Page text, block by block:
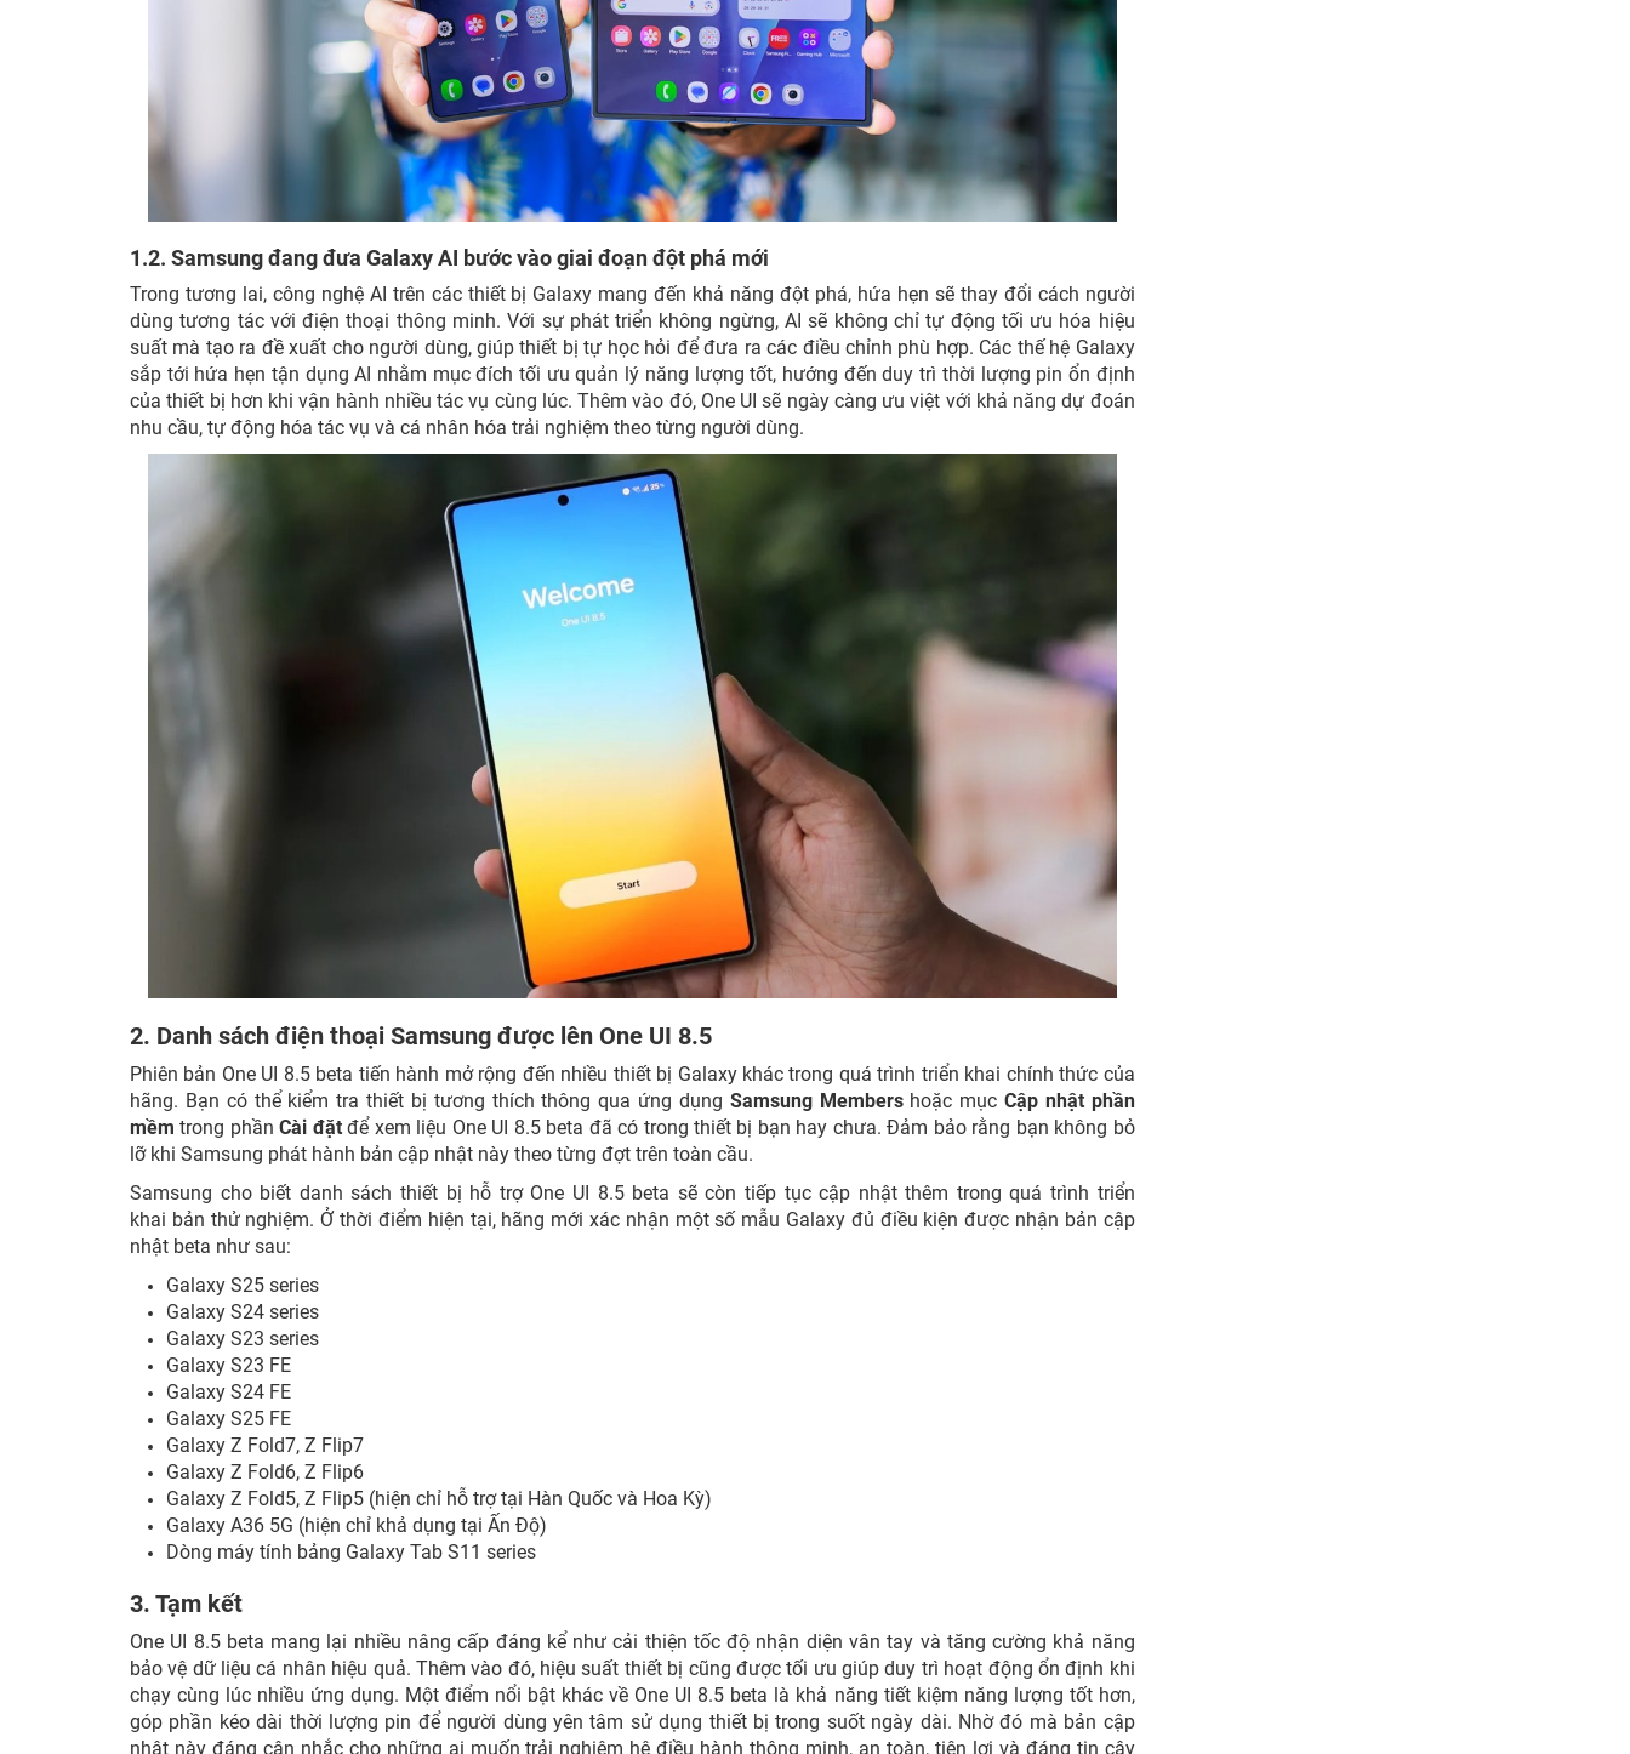
1.2. Samsung đang đưa Galaxy AI bước vào giai đoạn đột phá mới
Trong tương lai, công nghệ AI trên các thiết bị Galaxy mang đến khả năng đột phá, hứa hẹn sẽ thay đổi cách người
dùng tương tác với điện thoại thông minh. Với sự phát triển không ngừng, AI sẽ không chỉ tự động tối ưu hóa hiệu
suất mà tạo ra đề xuất cho người dùng, giúp thiết bị tự học hỏi để đưa ra các điều chỉnh phù hợp. Các thế hệ Galaxy
sắp tới hứa hẹn tận dụng AI nhằm mục đích tối ưu quản lý năng lượng tốt, hướng đến duy trì thời lượng pin ổn định
của thiết bị hơn khi vận hành nhiều tác vụ cùng lúc. Thêm vào đó, One UI sẽ ngày càng ưu việt với khả năng dự đoán
nhu cầu, tự động hóa tác vụ và cá nhân hóa trải nghiệm theo từng người dùng.
2. Danh sách điện thoại Samsung được lên One UI 8.5
Phiên bản One UI 8.5 beta tiến hành mở rộng đến nhiều thiết bị Galaxy khác trong quá trình triển khai chính thức của
hãng. Bạn có thể kiểm tra thiết bị tương thích thông qua ứng dụng Samsung Membershoặc mụcCập nhật phần
mềm trong phần Cài đặtđể xem liệu One UI 8.5 beta đã có trong thiết bị bạn hay chưa. Đảm bảo rằng bạn không bỏ
lỡ khi Samsung phát hành bản cập nhật này theo từng đợt trên toàn cầu.
Samsung cho biết danh sách thiết bị hỗ trợ One UI 8.5 beta sẽ còn tiếp tục cập nhật thêm trong quá trình triển
khai bản thử nghiệm. Ở thời điểm hiện tại, hãng mới xác nhận một số mẫu Galaxy đủ điều kiện được nhận bản cập
nhật beta như sau:
Galaxy S25 series
Galaxy S24 series
Galaxy S23 series
Galaxy S23 FE
Galaxy S24 FE
Galaxy S25 FE
Galaxy Z Fold7, Z Flip7
Galaxy Z Fold6, Z Flip6
Galaxy Z Fold5, Z Flip5 (hiện chỉ hỗ trợ tại Hàn Quốc và Hoa Kỳ)
Galaxy A36 5G (hiện chỉ khả dụng tại Ấn Độ)
Dòng máy tính bảng Galaxy Tab S11 series
3. Tạm kết
One UI 8.5 beta mang lại nhiều nâng cấp đáng kể như cải thiện tốc độ nhận diện vân tay và tăng cường khả năng
bảo vệ dữ liệu cá nhân hiệu quả. Thêm vào đó, hiệu suất thiết bị cũng được tối ưu giúp duy trì hoạt động ổn định khi
chạy cùng lúc nhiều ứng dụng. Một điểm nổi bật khác về One UI 8.5 beta là khả năng tiết kiệm năng lượng tốt hơn,
góp phần kéo dài thời lượng pin để người dùng yên tâm sử dụng thiết bị trong suốt ngày dài. Nhờ đó mà bản cập
nhật này đáng cân nhắc cho những ai muốn trải nghiệm hệ điều hành thông minh, an toàn, tiện lợi và đáng tin cậy